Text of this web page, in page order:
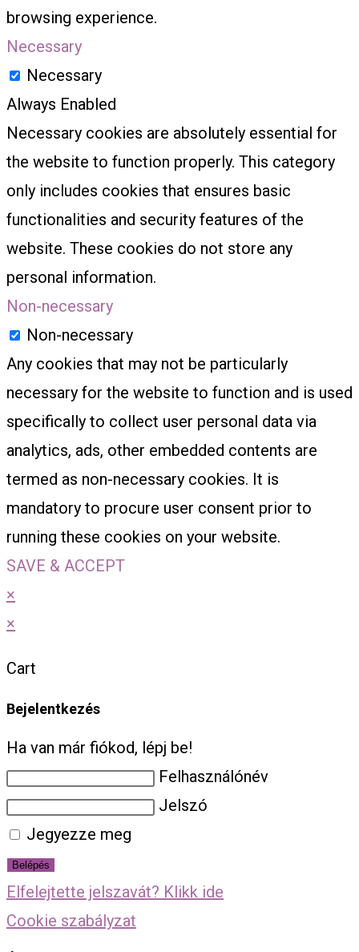
browsing experience.
Necessary
Necessary
Always Enabled
Necessary cookies are absolutely essential for
the website to function properly. This category
only includes cookies that ensures basic
functionalities and security features of the
website. These cookies do not store any
personal information.
Non-necessary
Non-necessary
Any cookies that may not be particularly
necessary for the website to function and is used
specifically to collect user personal data via
analytics, ads, other embedded contents are
termed as non-necessary cookies. It is
mandatory to procure user consent prior to
running these cookies on your website.
SAVE & ACCEPT
×
×
Cart
Bejelentkezés
Ha van már fiókod, lépj be!
Felhasználónév
Jelszó
Jegyezze meg
Belépés
Elfelejtette jelszavát? Klikk ide
Cookie szabályzat